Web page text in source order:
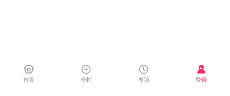
首頁 發帖 導讀 登錄